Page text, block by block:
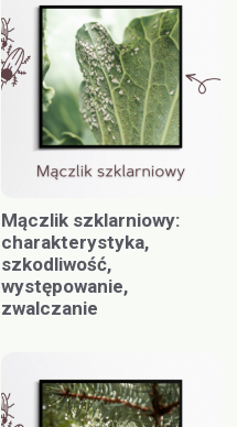
Mączlik szklarniowy:
charakterystyka,
szkodliwość,
występowanie,
zwalczanie